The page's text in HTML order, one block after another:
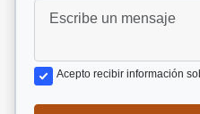
Acepto recibir información